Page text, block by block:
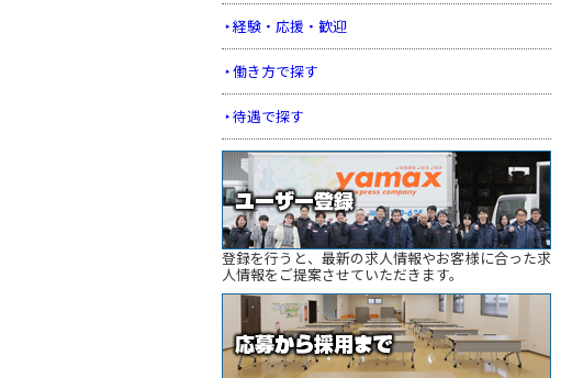
経験・応援・歓迎
働き方で探す
待遇で探す
登録を行うと、最新の求人情報やお客様に合った求
人情報をご提案させていただきます。